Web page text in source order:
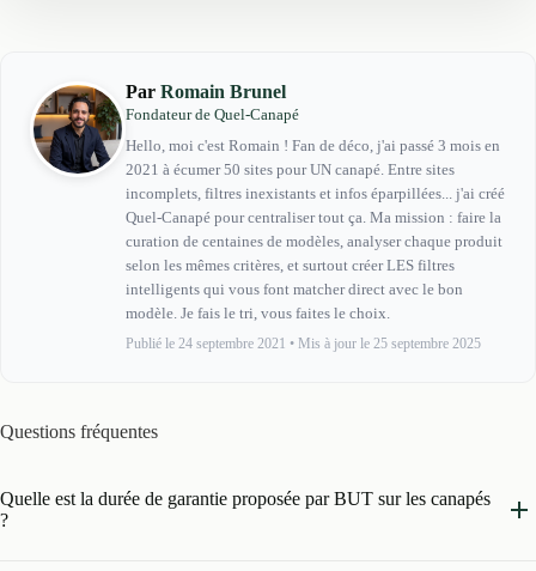
Par Romain Brunel
Fondateur de Quel-Canapé
Hello, moi c'est Romain ! Fan de déco, j'ai passé 3 mois en
2021 à écumer 50 sites pour UN canapé. Entre sites
incomplets, filtres inexistants et infos éparpillées... j'ai créé
Quel-Canapé pour centraliser tout ça. Ma mission : faire la
curation de centaines de modèles, analyser chaque produit
selon les mêmes critères, et surtout créer LES filtres
intelligents qui vous font matcher direct avec le bon
modèle. Je fais le tri, vous faites le choix.
Publié le 24 septembre 2021 • Mis à jour le 25 septembre 2025
Questions fréquentes
Quelle est la durée de garantie proposée par BUT sur les canapés
?